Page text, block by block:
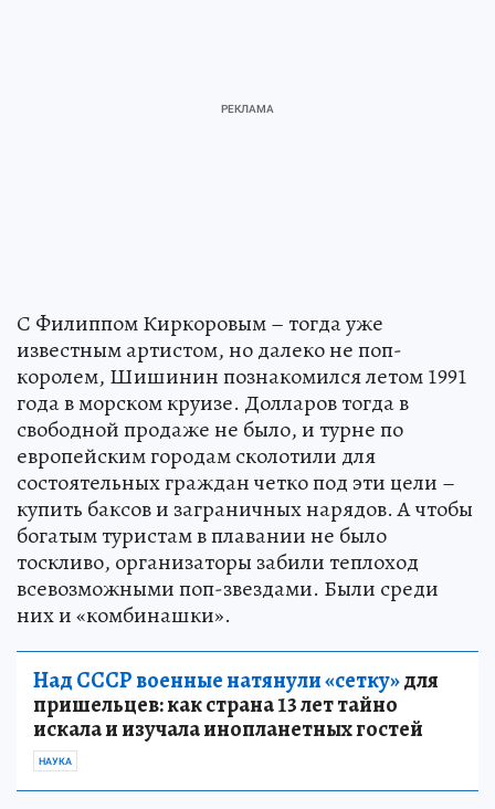
С Филиппом Киркоровым – тогда уже
известным артистом, но далеко не поп-
королем, Шишинин познакомился летом 1991
года в морском круизе. Долларов тогда в
свободной продаже не было, и турне по
европейским городам сколотили для
состоятельных граждан четко под эти цели –
купить баксов и заграничных нарядов. А чтобы
богатым туристам в плавании не было
тоскливо, организаторы забили теплоход
всевозможными поп-звездами. Были среди
них и «комбинашки».
Над СССР военные натянули «сетку»для
пришельцев: как страна 13 лет тайно
искала и изучала инопланетных гостей
НАУКА